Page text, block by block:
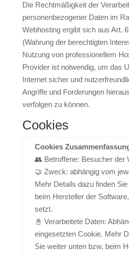
Die Rechtmäßigkeit der
personenbezogener Daten im
Webhosting ergibt sich aus Art.
(Wahrung der berechtigten
Nutzung von professionellem
Provider ist notwendig, um das
Internet sicher und
Angriffe und Forderungen
verfolgen zu können.
Cookies
Cookies
👥 Betroffene: Besucher der
🤝 Zweck: abhängig vom
Mehr Details dazu finden
beim Hersteller der
setzt.
📓 Verarbeitete Daten:
eingesetzten Cookie. Mehr
Sie weiter unten bzw. beim